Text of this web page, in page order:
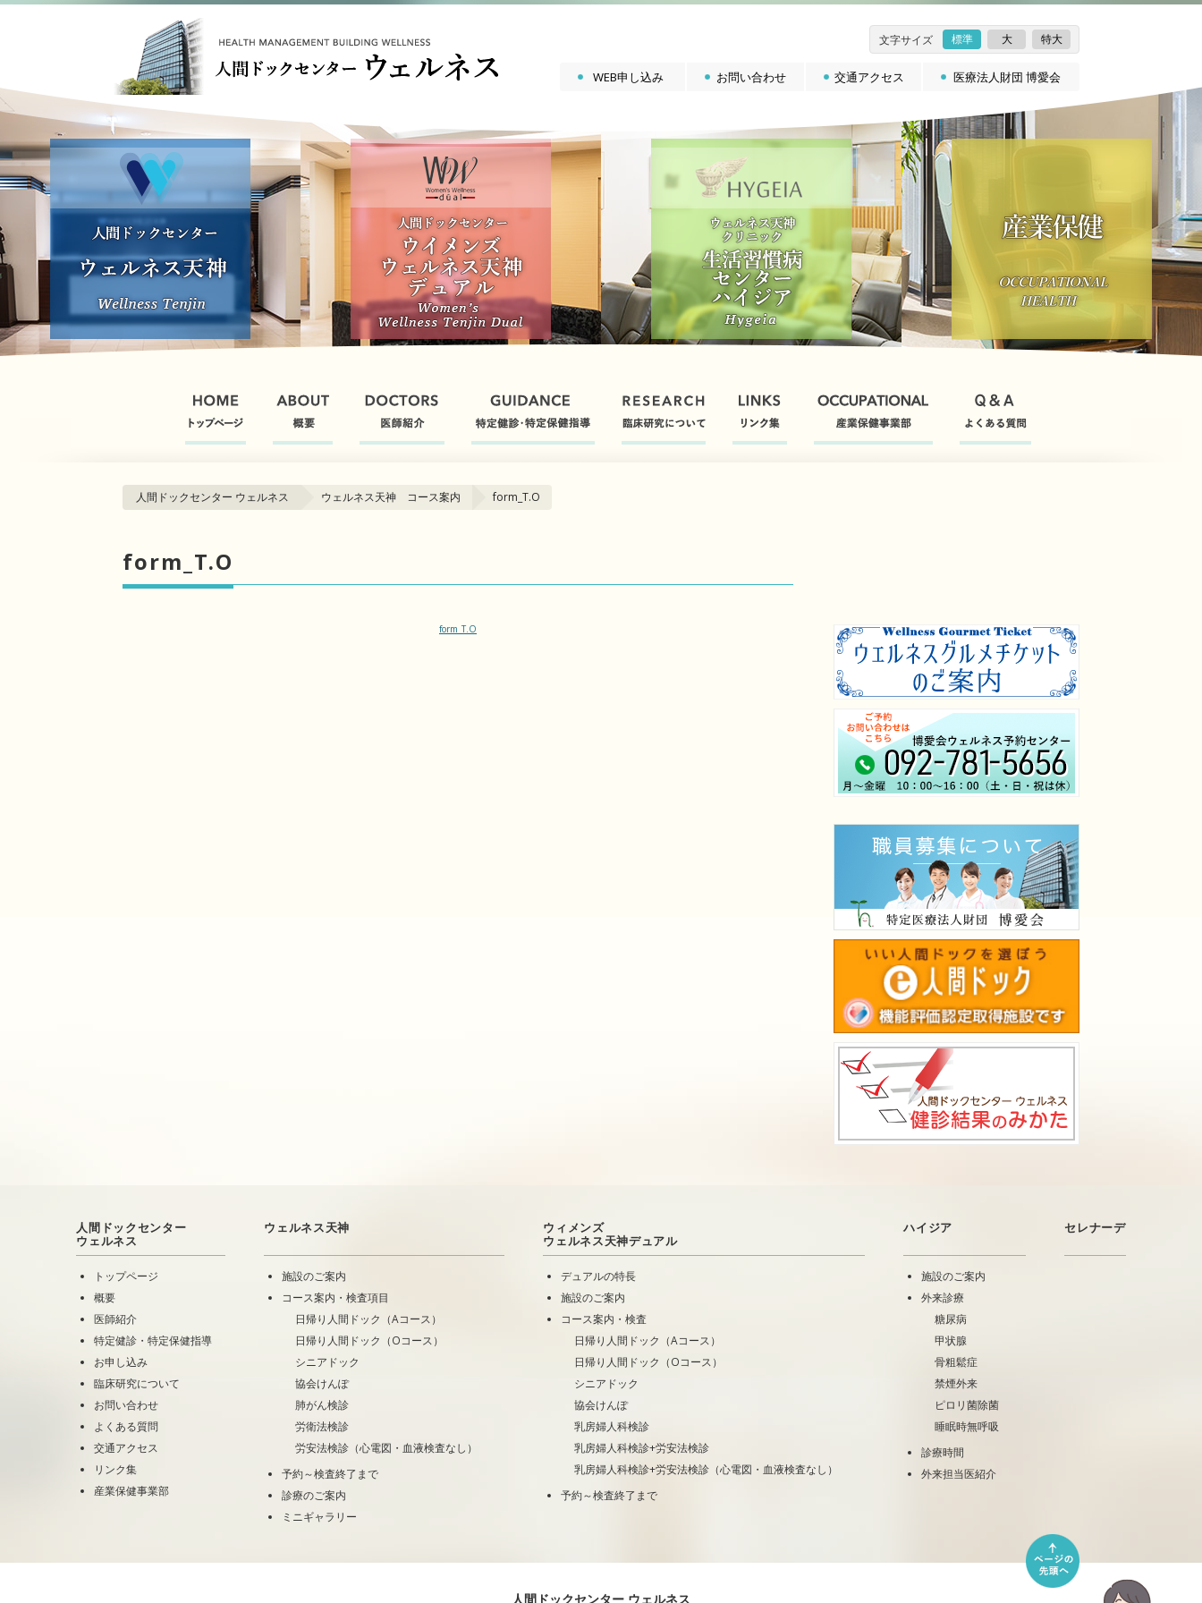
文字サイズ 標準 大 特大
WEB申し込み お問い合わせ 交通アクセス 医療法人財団 博愛会
人間ドックセンター ウェルネス ウェルネス天神 コース案内 form_T.O
form_T.O
form_T.O
人間ドックセンター
ウェルネス
トップページ
概要
医師紹介
特定健診・特定保健指導
お申し込み
臨床研究について
お問い合わせ
よくある質問
交通アクセス
リンク集
産業保健事業部
ウェルネス天神
施設のご案内
コース案内・検査項目
日帰り人間ドック（Aコース）
日帰り人間ドック（Oコース）
シニアドック
協会けんぽ
肺がん検診
労衛法検診
労安法検診（心電図・血液検査なし）
予約～検査終了まで
診療のご案内
ミニギャラリー
ウィメンズ
ウェルネス天神デュアル
デュアルの特長
施設のご案内
コース案内・検査
日帰り人間ドック（Aコース）
日帰り人間ドック（Oコース）
シニアドック
協会けんぽ
乳房婦人科検診
乳房婦人科検診+労安法検診
乳房婦人科検診+労安法検診（心電図・血液検査なし）
予約～検査終了まで
ハイジア
施設のご案内
外来診療
糖尿病
甲状腺
骨粗鬆症
禁煙外来
ピロリ菌除菌
睡眠時無呼吸
診療時間
外来担当医紹介
セレナーデ
人間ドックセンター ウェルネス